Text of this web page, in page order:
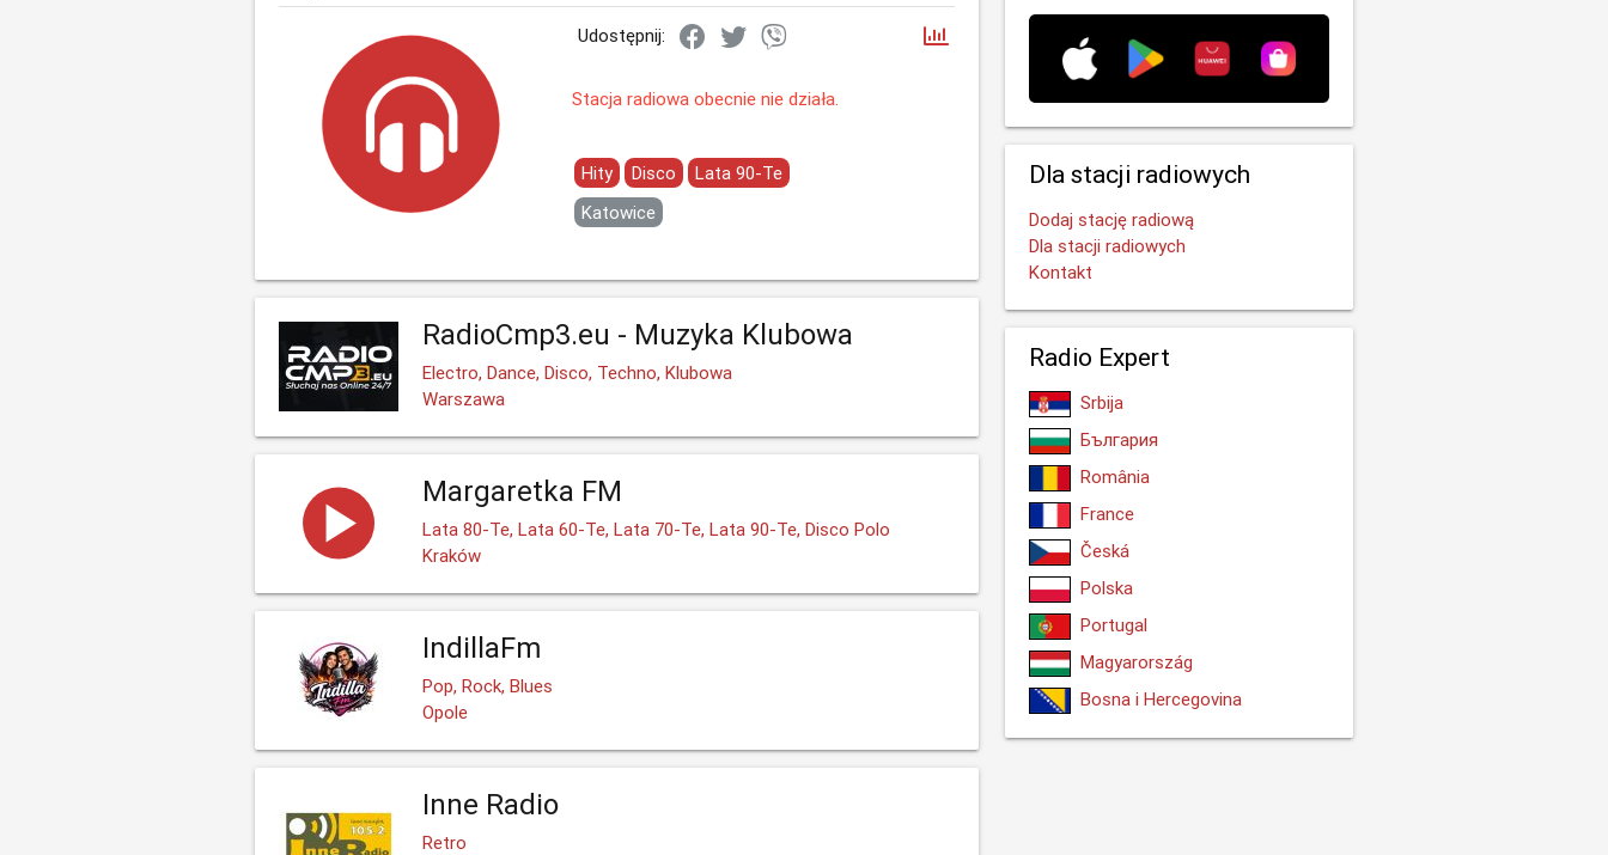
Udostępnij:
Stacja radiowa obecnie nie działa.
Hity Disco
Lata 90-Te
Katowice
RadioCmp3.eu - Muzyka Klubowa
Electro, Dance, Disco, Techno, Klubowa
Warszawa
Margaretka FM
Lata 80-Te, Lata 60-Te, Lata 70-Te, Lata 90-Te, Disco Polo
Kraków
IndillaFm
Pop, Rock, Blues
Opole
Inne Radio
Retro
Dla stacji radiowych
Dodaj stację radiową
Dla stacji radiowych
Kontakt
Radio Expert
Srbija
България
România
France
Česká
Polska
Portugal
Magyarország
Bosna i Hercegovina